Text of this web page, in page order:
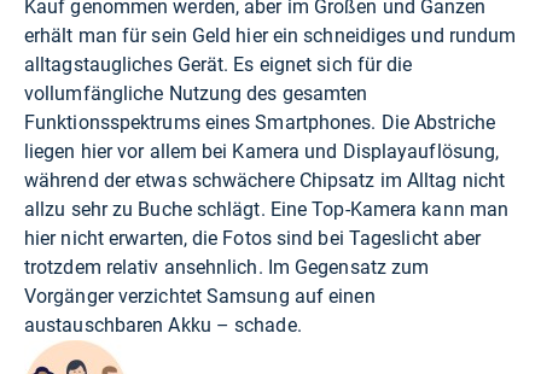
Kauf genommen werden, aber im Großen und Ganzen
erhält man für sein Geld hier ein schneidiges und rundum
alltagstaugliches Gerät. Es eignet sich für die
vollumfängliche Nutzung des gesamten
Funktionsspektrums eines Smartphones. Die Abstriche
liegen hier vor allem bei Kamera und Displayauflösung,
während der etwas schwächere Chipsatz im Alltag nicht
allzu sehr zu Buche schlägt. Eine Top-Kamera kann man
hier nicht erwarten, die Fotos sind bei Tageslicht aber
trotzdem relativ ansehnlich. Im Gegensatz zum
Vorgänger verzichtet Samsung auf einen
austauschbaren Akku – schade.